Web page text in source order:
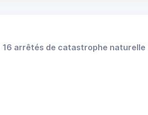
16 arrêtés de catastrophe naturelle